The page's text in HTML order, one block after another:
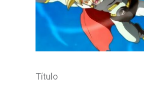
Título